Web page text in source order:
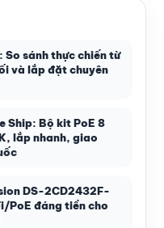
sánh thực chiến từ
và lắp đặt chuyên
Ship: Bộ kit PoE 8
lắp nhanh, giao
DS-2CD2432F-
PoE đáng tiền cho